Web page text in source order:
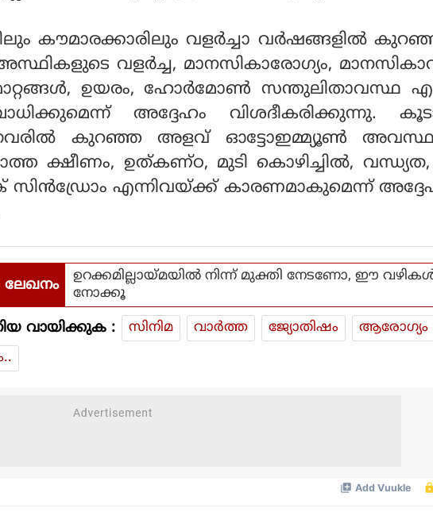
കൗമാരക്കാരിലും വളര്‍ച്ചാ വര്‍ഷങ്ങളില്‍
വളര്‍ച്ച, മാനസികാരോഗ്യം,
ഉയരം, ഹോര്‍മോണ്‍ സന്തുലിതാവസ്ഥ
അദ്ദേഹം വിശദീകരിക്കുന്നു.
കുറഞ്ഞ അളവ് ഓട്ടോഇമ്മ്യൂണ്‍
ക്ഷീണം, ഉത്കണ്ഠ, മുടി കൊഴിച്ചില്‍, വന്ധ്യത,
എന്നിവയ്ക്ക് കാരണമാകുമെന്ന്
ഉറക്കമില്ലായ്മയില്‍ നിന്ന് മുക്തി നേടണോ, ഈ
നോക്കൂ
വായിക്കുക : സിനിമ വാര്‍ത്ത ജ്യോതിഷം
ആരോഗ്യം